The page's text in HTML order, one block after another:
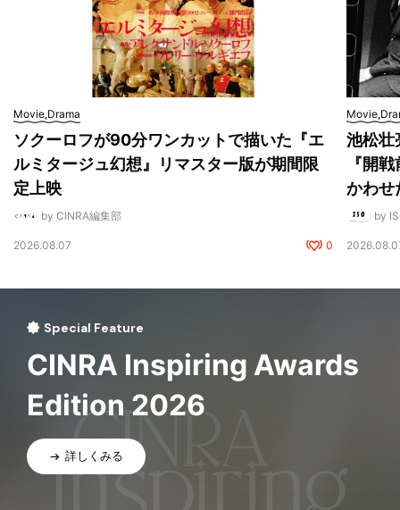
Movie,Drama
ソクーロフが90分ワンカットで描いた『エ
ルミタージュ幻想』リマスター版が期間限
定上映
by CINRA編集部
2026.08.07 0
池松壮
『開
かわせ
by
Special Feature
CINRA Inspiring Awards
Edition 2026
詳しくみる